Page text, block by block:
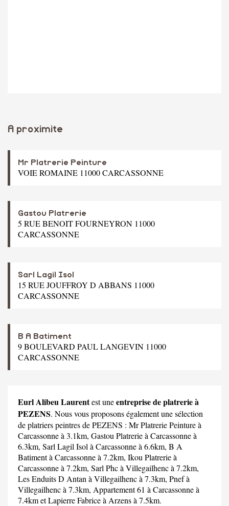
A proximite
Mr Platrerie Peinture
VOIE ROMAINE 11000 CARCASSONNE
Gastou Platrerie
5 RUE BENOIT FOURNEYRON 11000
CARCASSONNE
Sarl Lagil Isol
15 RUE JOUFFROY D ABBANS 11000
CARCASSONNE
B A Batiment
9 BOULEVARD PAUL LANGEVIN 11000
CARCASSONNE
Eurl Alibeu Laurentest uneentreprise de platrerie à
PEZENS. Nous vous proposons également une sélection
de platriers peintres de PEZENS : Mr Platrerie Peintureà
Carcassonne à 3.1km, Gastou Platrerieà Carcassonne à
6.3km, Sarl Lagil Isol à Carcassonne à 6.6km, B A
Batimentà Carcassonne à 7.2km, Ikou Platrerieà
Carcassonne à 7.2km, Sarl Phcà Villegailhenc à 7.2km,
Les Enduits D Antan à Villegailhenc à 7.3km, Pnefà
Villegailhenc à 7.3km, Appartement 61 à Carcassonne à
7.4km etLapierre Fabriceà Arzens à 7.5km.